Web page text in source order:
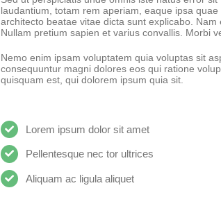
laudantium, totam rem aperiam, eaque ipsa
architecto beatae vitae dicta sunt explicabo.
Nullam pretium sapien et varius convallis. Morbi
Nemo enim ipsam voluptatem quia voluptas sit
consequuntur magni dolores eos qui ratione
quisquam est, qui dolorem ipsum quia sit.
Lorem ipsum dolor sit amet
Pellentesque nec tor ultrices
Aliquam ac ligula aliquet